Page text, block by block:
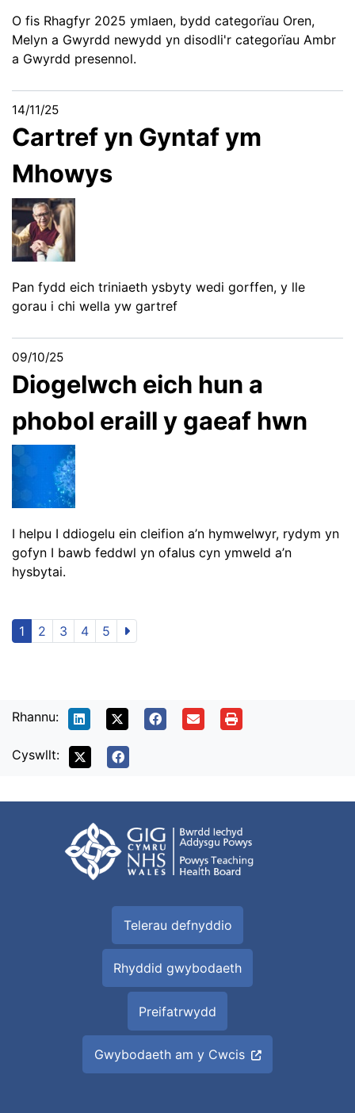
O fis Rhagfyr 2025 ymlaen, bydd categorïau Oren,
Melyn a Gwyrdd newydd yn disodli'r categorïau Ambr
a Gwyrdd presennol.
14/11/25
Cartref yn Gyntaf ym
Mhowys
Pan fydd eich triniaeth ysbyty wedi gorffen, y lle
gorau i chi wella yw gartref
09/10/25
Diogelwch eich hun a
phobol eraill y gaeaf hwn
I helpu I ddiogelu ein cleifion a’n hymwelwyr, rydym yn
gofyn I bawb feddwl yn ofalus cyn ymweld a’n
hysbytai.
1 2 3 4 5
Rhannu:
Cyswllt:
Telerau defnyddio
Rhyddid gwybodaeth
Preifatrwydd
Gwybodaeth am y Cwcis